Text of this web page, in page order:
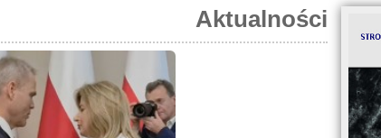
Aktualności